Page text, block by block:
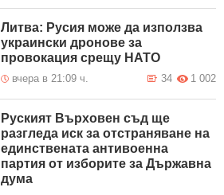
Литва: Русия може да използва
украински дронове за
провокация срещу НАТО
вчера в 21:09 ч. 1 002
34
Руският Върховен съд ще
разгледа иск за отстраняване на
единствената антивоенна
партия от изборите за Държавна
дума